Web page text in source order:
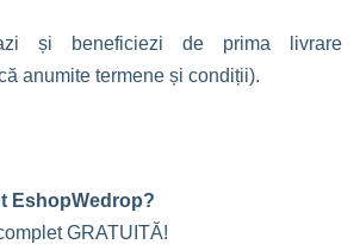
azi și beneficiezi de prima livrare
anumite termene și condiții).
EshopWedrop?
GRATUITĂ!